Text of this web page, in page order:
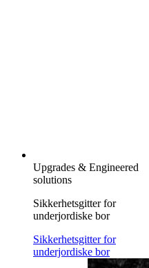
Upgrades & Engineered
solutions
Sikkerhetsgitter for
underjordiske bor
Sikkerhetsgitter for
underjordiske bor